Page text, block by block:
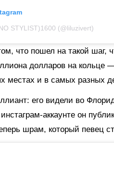
STYLIST)1600 (@liluzivert)
что пошел на такой шаг,
долларов на кольце
местах и в самых разных
его видели во
аккаунте он
шрам, который певец